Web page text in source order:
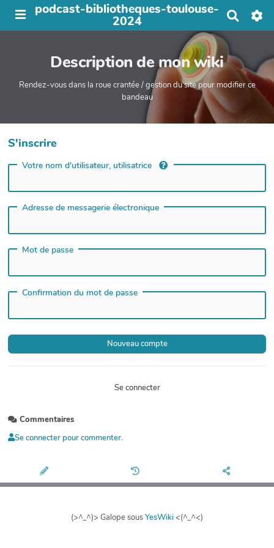
podcast-bibliotheques-toulouse-
2024
e
r
c
r
Description de mon wiki
Rendez-vous dans la roue crantée / gestion du site pour modifier ce
bandeau
S'inscrire
Votre nom d'utilisateur, utilisatrice
Adresse de messagerie électronique
Mot de passe
Confirmation du mot de passe
Se connecter
Commentaires
Se connecter pour commenter.
(>^_^)> Galope sousYesWiki<(^_^<)